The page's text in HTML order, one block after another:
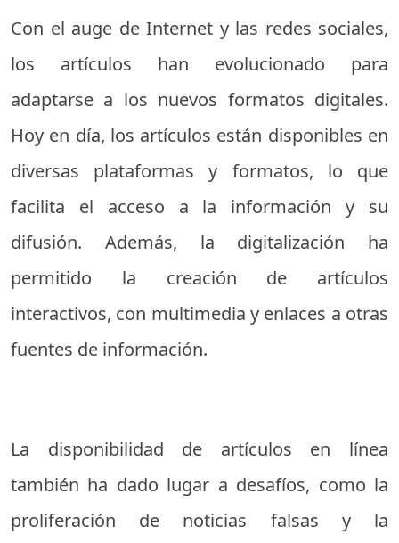
Con el auge de Internet y las redes sociales,
los artículos han evolucionado para
adaptarse a los nuevos formatos digitales.
Hoy en día, los artículos están disponibles en
diversas plataformas y formatos, lo que
facilita el acceso a la información y su
difusión. Además, la digitalización ha
permitido la creación de artículos
interactivos, con multimedia y enlaces a otras
fuentes de información.
La disponibilidad de artículos en línea
también ha dado lugar a desafíos, como la
proliferación de noticias falsas y la